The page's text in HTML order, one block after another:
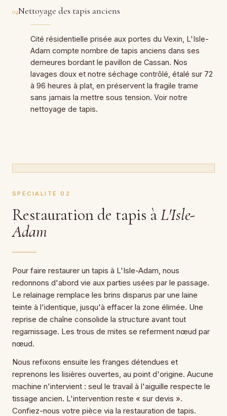
04Nettoyage des tapis anciens
Cité résidentielle prisée aux portes du Vexin, L'Isle-
Adam compte nombre de tapis anciens dans ses
demeures bordant le pavillon de Cassan. Nos
lavages doux et notre séchage contrôlé, étalé sur 72
à 96 heures à plat, en préservent la fragile trame
sans jamais la mettre sous tension. Voir notre
nettoyage de tapis.
SPÉCIALITÉ 02
Restauration de tapis àL'Isle-
Adam
Pour faire restaurer un tapis à L'Isle-Adam, nous
redonnons d'abord vie aux parties usées par le passage.
Le relainage remplace les brins disparus par une laine
teinte à l'identique, jusqu'à effacer la zone élimée. Une
reprise de chaîne consolide la structure avant tout
regarnissage. Les trous de mites se referment nœud par
nœud.
Nous refixons ensuite les franges détendues et
reprenons les lisières ouvertes, au point d'origine. Aucune
machine n'intervient : seul le travail à l'aiguille respecte le
tissage ancien. L'intervention reste « sur devis ».
Confiez-nous votre pièce via la restauration de tapis.